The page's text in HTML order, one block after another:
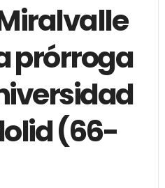
Miralvalle
prórroga
(66-